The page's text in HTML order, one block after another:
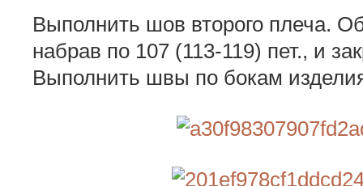
Выполнить шов второго плеча.
набрав по 107 (113-119) пет., и
Выполнить швы по бокам